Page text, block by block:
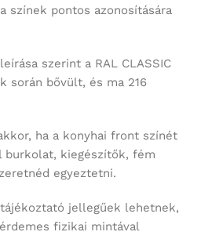
színek pontos azonosítására
szerint a RAL CLASSIC
során bővült, és ma 216
ha a konyhai front színét
burkolat, kiegészítők, fém
egyeztetni.
jellegűek lehetnek,
fizikai mintával